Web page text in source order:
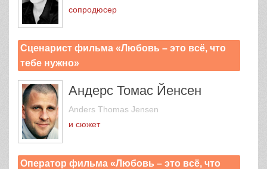
сопродюсер
Сценарист фильма «Любовь – это всё, что
тебе нужно»
Андерс Томас Йенсен
Anders Thomas Jensen
и сюжет
Оператор фильма «Любовь – это всё, что